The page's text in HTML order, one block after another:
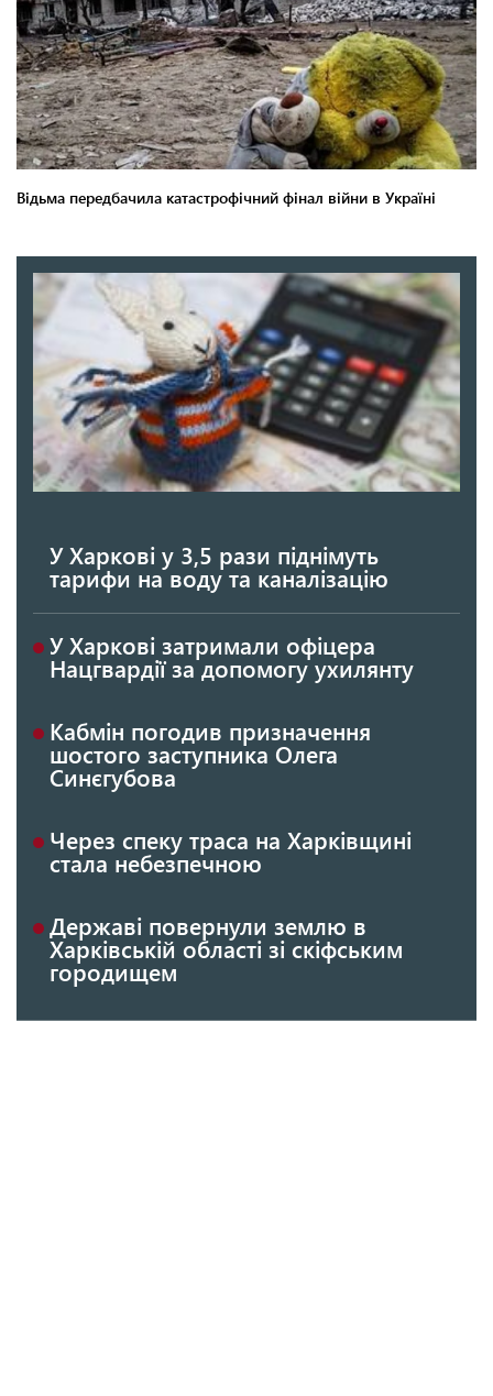
У Харкові у 3,5 рази піднімуть
тарифи на воду та каналізацію
У Харкові затримали офіцера
Нацгвардії за допомогу ухилянту
Кабмін погодив призначення
шостого заступника Олега
Синєгубова
Через спеку траса на Харківщині
стала небезпечною
Державі повернули землю в
Харківській області зі скіфським
городищем